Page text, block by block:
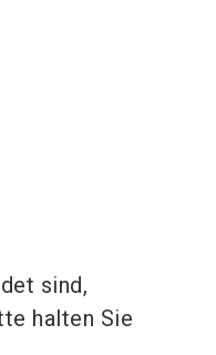
sind,
halten Sie